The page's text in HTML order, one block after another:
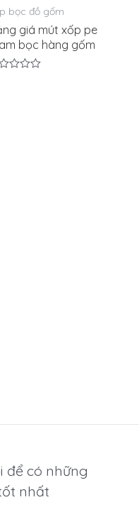
bọc đồ gốm
giá mút xốp pe
bọc hàng gốm
để có những
nhất